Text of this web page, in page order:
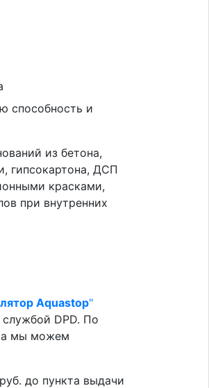
способность и
из бетона,
гипсокартона, ДСП
красками,
при внутренних
Aquastop"
DPD. По
мы можем
до пункта выдачи